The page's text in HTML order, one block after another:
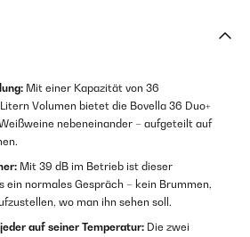
Mit einer Kapazität von 36
Volumen bietet die Bovella 36 Duo+
nebeneinander – aufgeteilt auf
Mit 39 dB im Betrieb ist dieser
ein normales Gespräch – kein Brummen,
wo man ihn sehen soll.
auf seiner Temperatur: Die zwei